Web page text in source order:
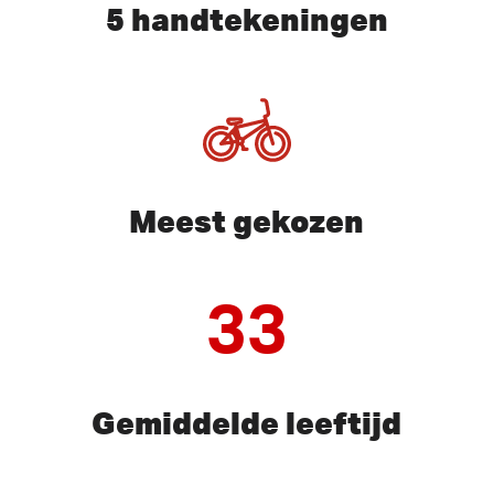
5 handtekeningen
Meest gekozen
33
Gemiddelde leeftijd